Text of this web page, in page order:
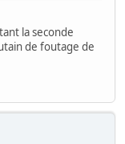
la seconde
de foutage de